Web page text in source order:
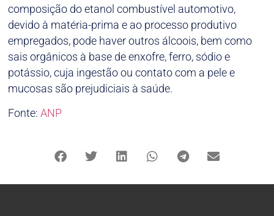
composição do etanol combustível automotivo,
devido à matéria-prima e ao processo produtivo
empregados, pode haver outros álcoois, bem como
sais orgânicos à base de enxofre, ferro, sódio e
potássio, cuja ingestão ou contato com a pele e
mucosas são prejudiciais à saúde.
Fonte:ANP